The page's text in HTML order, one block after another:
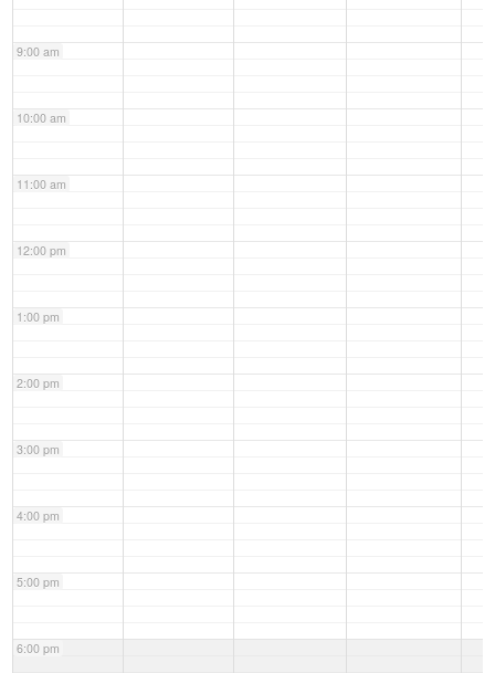
9:00 am
10:00 am
11:00 am
12:00 pm
1:00 pm
2:00 pm
3:00 pm
4:00 pm
5:00 pm
6:00 pm